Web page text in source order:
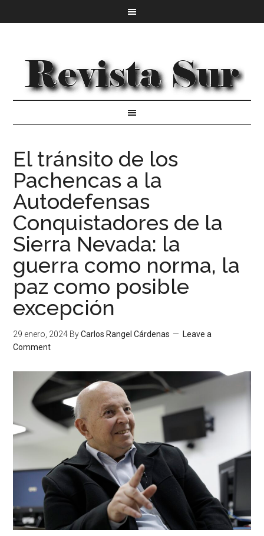
El tránsito de los
Pachencas a la
Autodefensas
Conquistadores de la
Sierra Nevada: la
guerra como norma, la
paz como posible
excepción
29 enero, 2024 ByCarlos Rangel Cárdenas
Leave a
Comment